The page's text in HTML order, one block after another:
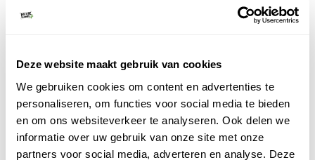
Deze website maakt gebruik van cookies
We gebruiken cookies om content en advertenties te
personaliseren, om functies voor social media te bieden
en om ons websiteverkeer te analyseren. Ook delen we
informatie over uw gebruik van onze site met onze
partners voor social media, adverteren en analyse. Deze
paden in Italië, Frankrijk, Portugal of Spanje en
Natuurgidsjes - Vogels in Portugal
Reisgidsen
Makkelijk opvouwbaar, geplastificeerd en de
ideale hulp bij het identificeren van vogels in
Portugal.